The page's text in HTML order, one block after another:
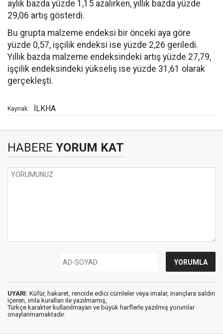
aylık bazda yüzde 1,15 azalırken, yıllık bazda yüzde
29,06 artış gösterdi.
Bu grupta malzeme endeksi bir önceki aya göre
yüzde 0,57, işçilik endeksi ise yüzde 2,26 geriledi.
Yıllık bazda malzeme endeksindeki artış yüzde 27,79,
işçilik endeksindeki yükseliş ise yüzde 31,61 olarak
gerçekleşti.
Kaynak: İLKHA
HABERE YORUM KAT
UYARI: Küfür, hakaret, rencide edici cümleler veya imalar, inançlara saldırı
içeren, imla kuralları ile yazılmamış,
Türkçe karakter kullanılmayan ve büyük harflerle yazılmış yorumlar
onaylanmamaktadır.